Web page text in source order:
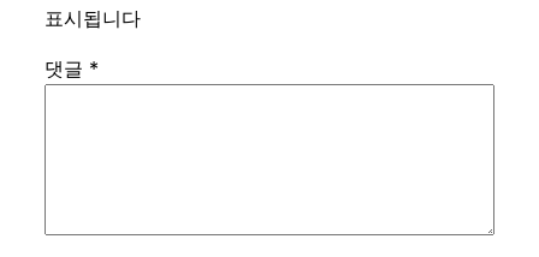
표시됩니다
댓글 *